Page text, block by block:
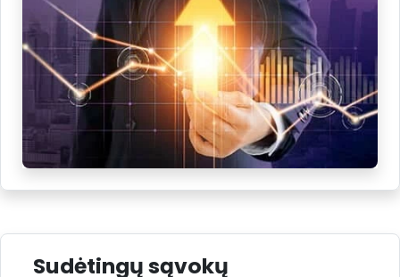
Sudėtingų sąvokų